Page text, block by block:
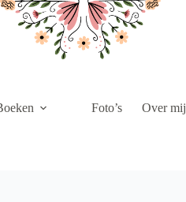
Foto’s Over mij